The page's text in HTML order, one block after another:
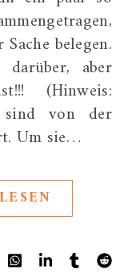
belegen.
aber
(Hinweis:
sind von der
Um sie…